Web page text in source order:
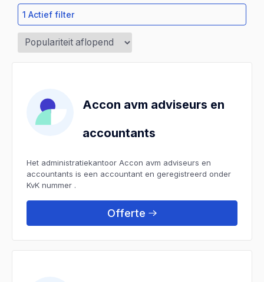
1 Actief filter
Accon avm adviseurs en
accountants
Het administratiekantoor Accon avm adviseurs en
accountants is een accountant en geregistreerd onder
KvK nummer .
Offerte